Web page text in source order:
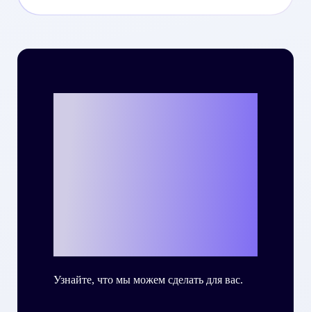
Узнайте, что мы можем сделать для вас.